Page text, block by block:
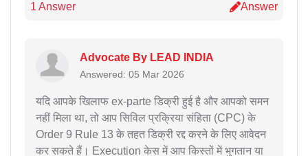
1 Answer Answer
Advocate By LEAD INDIA
Answered: 05 Mar 2026
यदि आपके खिलाफ ex-parte डिक्री हुई है और आपको समन
नहीं मिला था, तो आप सिविल प्रक्रिया संहिता (CPC) के
Order 9 Rule 13 के तहत डिक्री रद्द करने के लिए आवेदन
कर सकते हैं। Execution केस में आप किस्तों में भुगतान या